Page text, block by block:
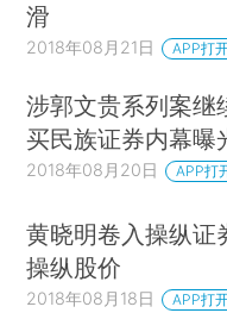
滑
2018年08月21日 APP打
涉郭文贵系列案继
买民族证券内幕曝
2018年08月20日 APP打
黄晓明卷入操纵证
操纵股价
2018年08月18日 APP打